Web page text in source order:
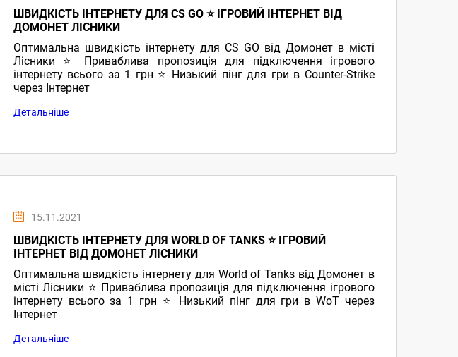
ШВИДКІСТЬ ІНТЕРНЕТУ ДЛЯ CS GO ⭐ ІГРОВИЙ ІНТЕРНЕТ ВІД
ДОМОНЕТ ЛІСНИКИ
Оптимальна швидкість інтернету для CS GO від Домонет в місті
Лісники ⭐ Приваблива пропозиція для підключення ігрового
інтернету всього за 1 грн ⭐ Низький пінг для гри в Counter-Strike
через Інтернет
Детальніше
15.11.2021
ШВИДКІСТЬ ІНТЕРНЕТУ ДЛЯ WORLD OF TANKS ⭐ ІГРОВИЙ
ІНТЕРНЕТ ВІД ДОМОНЕТ ЛІСНИКИ
Оптимальна швидкість інтернету для World of Tanks від Домонет в
місті Лісники ⭐ Приваблива пропозиція для підключення ігрового
інтернету всього за 1 грн ⭐ Низький пінг для гри в WoT через
Інтернет
Детальніше